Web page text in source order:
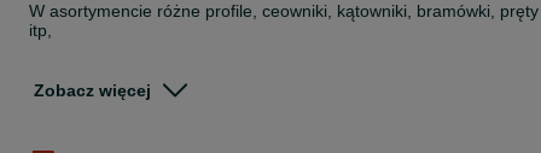
W asortymencie różne profile, ceowniki, kątowniki, bramówki, pręty
itp,
158,99zł/szt brutto
Zobacz więcej